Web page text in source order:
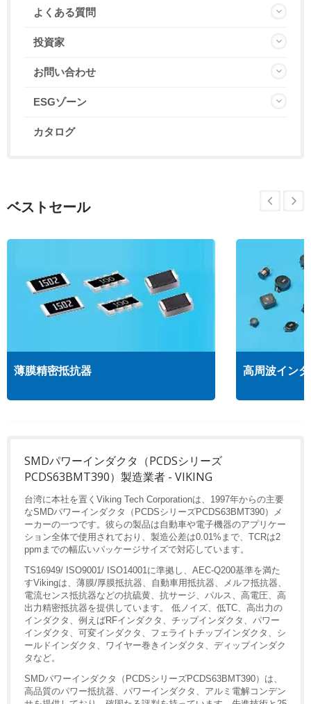
よくある質問
投資家
お問い合わせ
ESGゾーン
カタログ
ベストセール
薄膜精密抵抗器 高周波イン
SMDパワーインダクタ（PCDSシリーズ
PCDS63BMT390）製造業者 - VIKING
台湾に本社を置くViking Tech Corporationは、1997年からの主要
なSMDパワーインダクタ（PCDSシリーズPCDS63BMT390）メ
ーカーの一つです。彼らの製品は自動車や電子機器のアプリケー
ション全体で使用されており、製造公差は0.01%まで、TCRは2
ppmまでの幅広いパッケージサイズで対応しています。
TS16949/ ISO9001/ ISO14001に準拠し、AEC-Q200基準を満た
すVikingは、薄膜/厚膜抵抗器、自動車用抵抗器、メルフ抵抗器、
電流センス抵抗器などの抗硫黄、抗サージ、パルス、高電圧、高
出力精密抵抗器を提供しています。 低ノイズ、低TC、高出力の
インダクタ、例えばRFインダクタ、チップインダクタ、パワー
インダクタ、可変インダクタ、フェライトチップインダクタ、シ
ールドインダクタ、ワイヤー巻きインダクタ、ディップインダク
タなど。
SMDパワーインダクタ（PCDSシリーズPCDS63BMT390）は、
高品質のパワー抵抗器、パワーインダクタ、アルミ電解コンデン